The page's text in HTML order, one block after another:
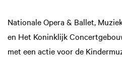
Nationale Opera & Ballet,
en Het Koninklijk
met een actie voor de